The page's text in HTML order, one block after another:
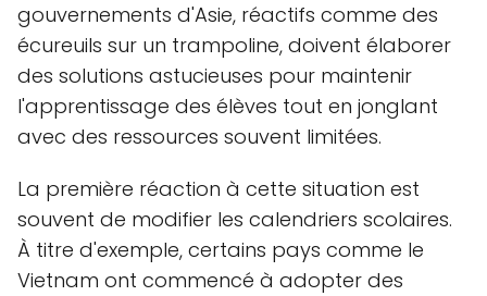
gouvernements d'Asie, réactifs comme des
écureuils sur un trampoline, doivent élaborer
des solutions astucieuses pour maintenir
l'apprentissage des élèves tout en jonglant
avec des ressources souvent limitées.
La première réaction à cette situation est
souvent de modifier les calendriers scolaires.
À titre d'exemple, certains pays comme le
Vietnam ont commencé à adopter des